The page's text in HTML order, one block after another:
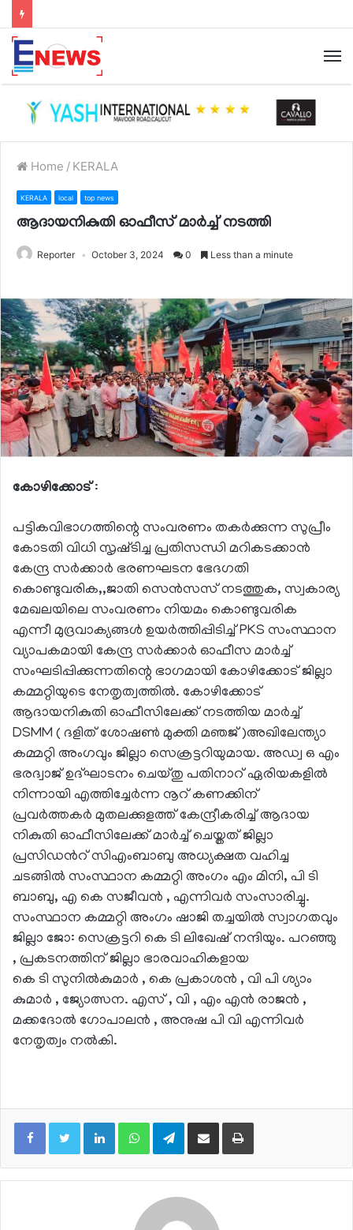
Home / KERALA
KERALA local top news
ആദായനികുതി ഓഫീസ് മാർച്ച് നടത്തി
Reporter October 3, 2024 0 Less than a minute
കോഴിക്കോട്:
പട്ടികവിഭാഗത്തിന്റെ സംവരണം തകർക്കുന്ന സുപ്രീം
കോടതി വിധി സൃഷ്‌ടിച്ച പ്രതിസന്ധി മറികടക്കാൻ
കേന്ദ്ര സർക്കാർ ഭരണഘടന ഭേദഗതി
കൊണ്ടുവരിക,,ജാതി സെൻസസ് നടത്തുക, സ്വകാര്യ
മേഖലയിലെ സംവരണം നിയമം കൊണ്ടുവരിക
എന്നീ മുദ്രവാക്യങ്ങൾ ഉയർത്തിപ്പിടിച്ച് PKS സംസ്ഥാന
വ്യാപകമായി കേന്ദ്ര സർക്കാർ ഓഫീസ മാർച്ച്
സംഘടിപ്പിക്കുന്നതിന്റെ ഭാഗമായി കോഴിക്കോട് ജില്ലാ
കമ്മറ്റിയുടെ നേതൃത്വത്തിൽ. കോഴിക്കോട്
ആദായനികുതി ഓഫീസിലേക്ക് നടത്തിയ മാർച്ച്
DSMM ( ദളിത് ശോഷൺ മുക്തി മഞജ് )അഖിലേന്ത്യാ
കമ്മറ്റി അംഗവും ജില്ലാ സെക്രട്ടറിയുമായ. അഡ്വ ഒ എം
ഭരദ്വാജ് ഉദ്ഘാടനം ചെയ്തു പതിനാറ് ഏരിയകളിൽ
നിന്നായി എത്തിച്ചേർന്ന നൂറ് കണക്കിന്
പ്രവർത്തകർ മുതലക്കുളത്ത് കേന്ദ്രീകരിച്ച് ആദായ
നികുതി ഓഫീസിലേക്ക് മാർച്ച് ചെയ്തത് ജില്ലാ
പ്രസിഡൻറ് സിഎംബാബു അധ്യക്ഷത വഹിച്ച
ചടങ്ങിൽ സംസ്ഥാന കമ്മറ്റി അംഗം എം മിനി, പി ടി
ബാബു, എ കെ സജീവൻ , എന്നിവർ സംസാരിച്ചു.
സംസ്ഥാന കമ്മറ്റി അംഗം ഷാജി തച്ചയിൽ സ്വാഗതവും
ജില്ലാ ജോ: സെക്രട്ടറി കെ ടി ലിഖേഷ് നന്ദിയും. പറഞ്ഞു
, പ്രകടനത്തിന് ജില്ലാ ഭാരവാഹികളായ
കെ ടി സുനിൽകുമാർ , കെ പ്രകാശൻ , വി പി ശ്യാം
കുമാർ , ജ്യോത്സന. എസ് , വി , എം എൻ രാജൻ ,
മക്കദോൽ ഗോപാലൻ , അനുഷ പി വി എന്നിവർ
നേതൃത്വം നൽകി.
LinkedInWhatsAppTelegramShare via Email Print